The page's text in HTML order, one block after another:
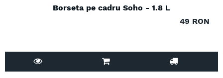
Borseta pe cadru Soho - 1.8 L
49 RON